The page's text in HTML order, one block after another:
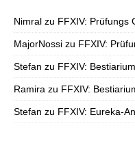
Nimral zu FFXIV: Prüfungs
MajorNossi zu FFXIV:
Stefan zu FFXIV:
Ramira zu FFXIV:
Stefan zu FFXIV: Eureka-